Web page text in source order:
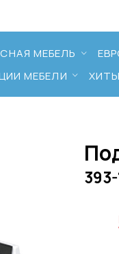
МЕБЕЛЬ
МЕБЕЛИ